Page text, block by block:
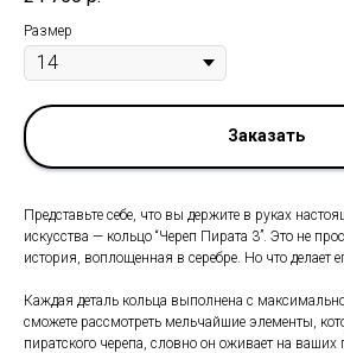
Размер
Заказать
Представьте себе, что вы держите в руках
искусства — кольцо “Череп Пирата 3”. Это не
история, воплощенная в серебре. Но что делает
Каждая деталь кольца выполнена с
сможете рассмотреть мельчайшие элементы,
пиратского черепа, словно он оживает на ваших